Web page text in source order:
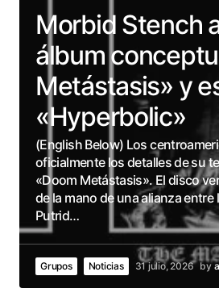
Morbid Stench
álbum
Metástasis» y
«Hyperbolic»
(English Below) Los
oficialmente los detalles de su
«Doom Metástasis». El disco
de la mano de una alianza
Putrid…
Grupos Noticias 31 julio, 2026 by